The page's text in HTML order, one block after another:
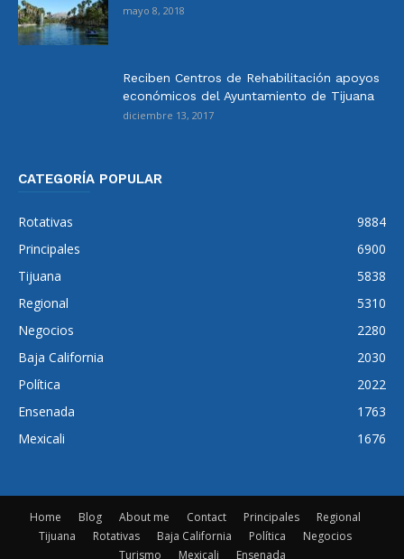
mayo 8, 2018
Reciben Centros de Rehabilitación apoyos
económicos del Ayuntamiento de Tijuana
diciembre 13, 2017
CATEGORÍA POPULAR
Rotativas
9884
Principales
6900
Tijuana
5838
Regional
5310
Negocios
2280
Baja California
2030
Política
2022
Ensenada
1763
Mexicali
1676
Home Blog About me Contact Principales
Regional
Tijuana
Rotativas Baja California Política
Negocios
Turismo
Mexicali Ensenada